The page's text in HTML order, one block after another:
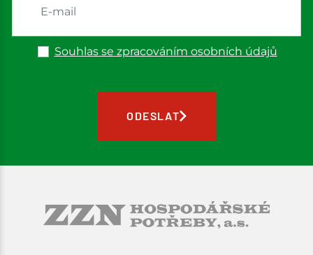
Souhlas se zpracováním osobních údajů
ODESLAT